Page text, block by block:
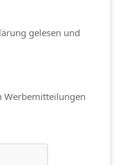
Werbemitteilungen